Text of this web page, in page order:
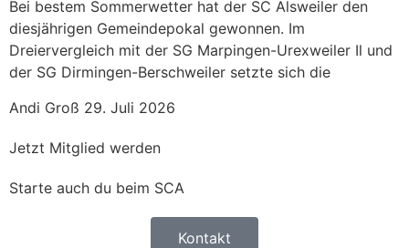
Bei bestem Sommerwetter hat der SC Alsweiler den
diesjährigen Gemeindepokal gewonnen. Im
Dreiervergleich mit der SG Marpingen-Urexweiler Il und
der SG Dirmingen-Berschweiler setzte sich die
Andi Groß 29. Juli 2026
Jetzt Mitglied werden
Starte auch du beim SCA
Kontakt